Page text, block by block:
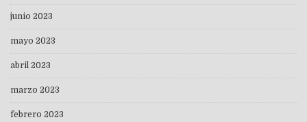
junio 2023
mayo 2023
abril 2023
marzo 2023
febrero 2023